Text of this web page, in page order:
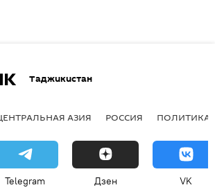
Таджикистан
АЗИЯ РОССИЯ ПОЛИТИКА
Telegram Дзен VK